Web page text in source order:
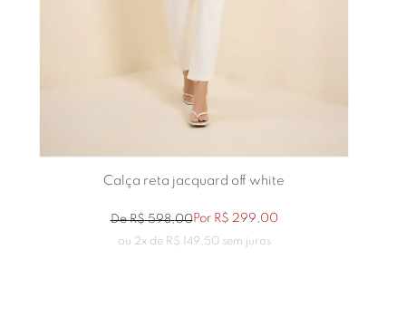
Calça reta jacquard off white
DeR$ 598,00Por R$ 299,00
ou 2x de R$ 149 50sem juros